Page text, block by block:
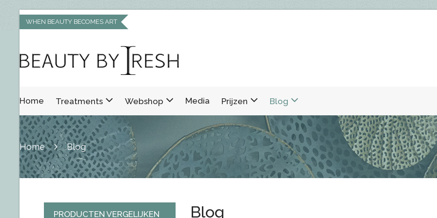
WHEN BEAUTY BECOMES ART
Home Treatments Webshop Media Prijzen Blog
Home Blog
Blog
PRODUCTEN VERGELIJKEN